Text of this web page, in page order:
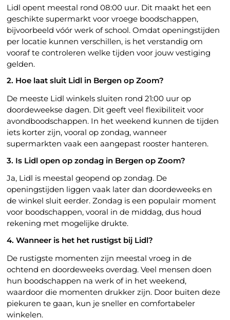
Lidl opent meestal rond 08:00 uur. Dit maakt het een
geschikte supermarkt voor vroege boodschappen,
bijvoorbeeld vóór werk of school. Omdat openingstijden
per locatie kunnen verschillen, is het verstandig om
vooraf te controleren welke tijden voor jouw vestiging
gelden.
2. Hoe laat sluit Lidl in Bergen op Zoom?
De meeste Lidl winkels sluiten rond 21:00 uur op
doordeweekse dagen. Dit geeft veel flexibiliteit voor
avondboodschappen. In het weekend kunnen de tijden
iets korter zijn, vooral op zondag, wanneer
supermarkten vaak een aangepast rooster hanteren.
3. Is Lidl open op zondag in Bergen op Zoom?
Ja, Lidl is meestal geopend op zondag. De
openingstijden liggen vaak later dan doordeweeks en
de winkel sluit eerder. Zondag is een populair moment
voor boodschappen, vooral in de middag, dus houd
rekening met mogelijke drukte.
4. Wanneer is het het rustigst bij Lidl?
De rustigste momenten zijn meestal vroeg in de
ochtend en doordeweeks overdag. Veel mensen doen
hun boodschappen na werk of in het weekend,
waardoor die momenten drukker zijn. Door buiten deze
piekuren te gaan, kun je sneller en comfortabeler
winkelen.